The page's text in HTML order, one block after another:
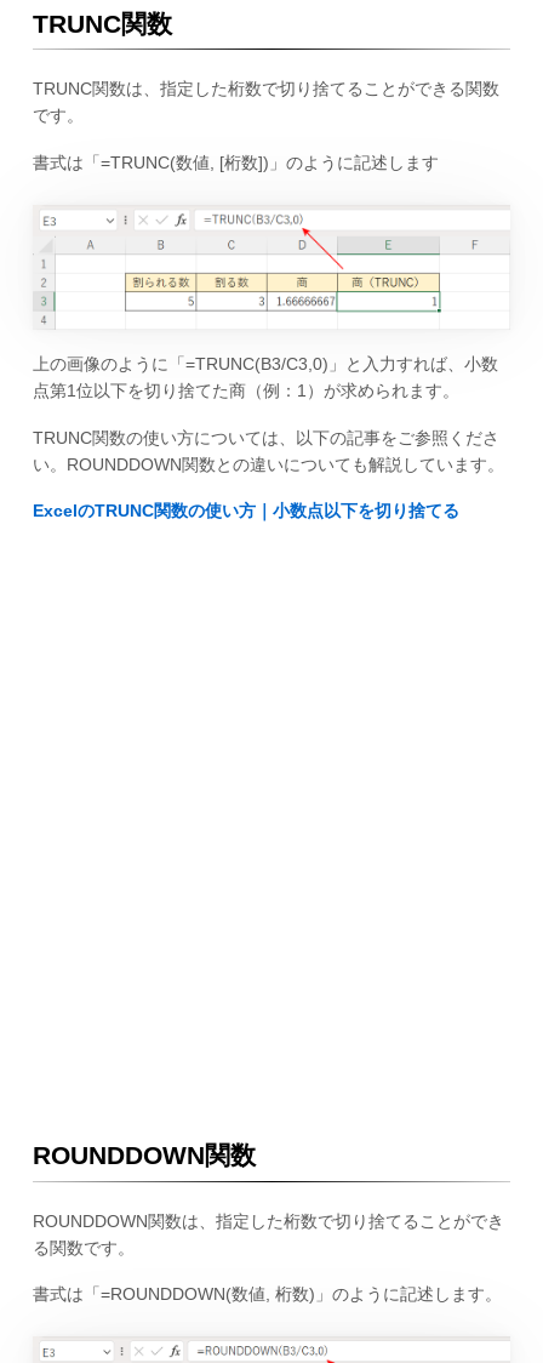
TRUNC関数
TRUNC関数は、指定した桁数で切り捨てることができる関数
です。
書式は「=TRUNC(数値, [桁数])」のように記述します
上の画像のように「=TRUNC(B3/C3,0)」と入力すれば、小数
点第1位以下を切り捨てた商（例：1）が求められます。
TRUNC関数の使い方については、以下の記事をご参照くださ
い。ROUNDDOWN関数との違いについても解説しています。
ExcelのTRUNC関数の使い方｜小数点以下を切り捨てる
ROUNDDOWN関数
ROUNDDOWN関数は、指定した桁数で切り捨てることができ
る関数です。
書式は「=ROUNDDOWN(数値, 桁数)」のように記述します。